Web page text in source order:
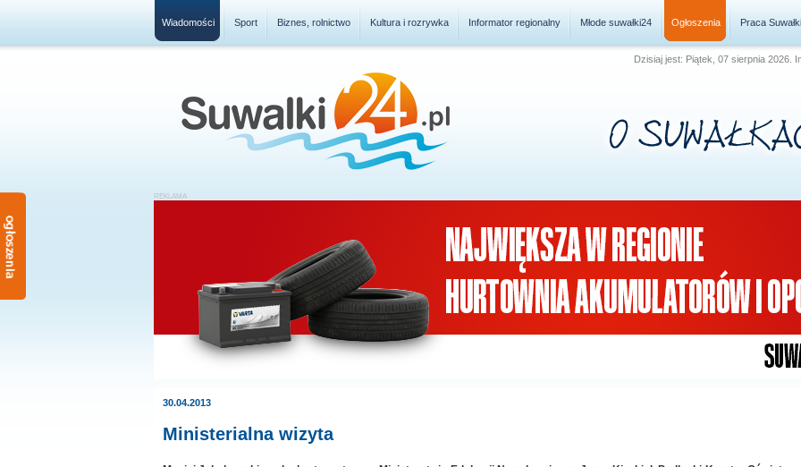
Wiadomości Sport Biznes, rolnictwo Kultura i rozrywka Informator regionalny Młode suwałki24 Ogłoszenia Praca Suwałki
Dzisiaj jest: Piątek, 07 sierpnia 2026.
30.04.2013
Ministerialna wizyta